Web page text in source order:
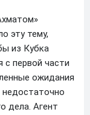
эту тему,
из Кубка
с первой части
ожидания
недостаточно
дела. Агент